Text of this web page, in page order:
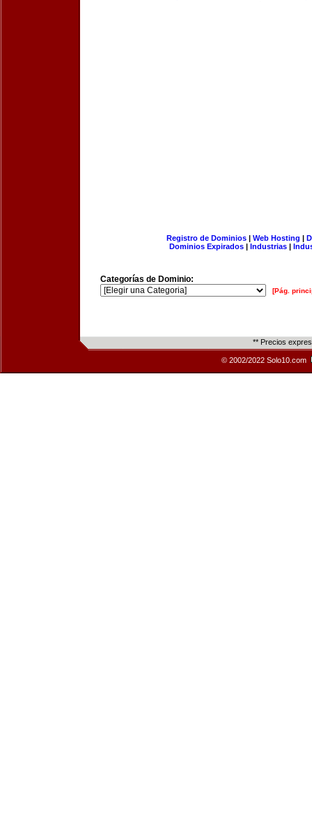
Registro de Dominios| Web Hosting |
Dominios Expirados | Industrias |
Categorías de Dominio:
[Pág.
** Precios
© 2002/2022 Solo10.com